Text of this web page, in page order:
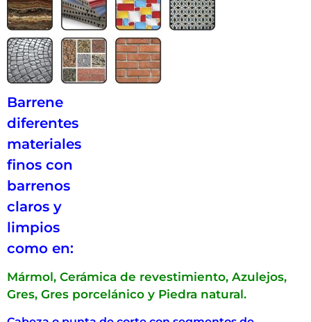
Barrene
diferentes
materiales
finos con
barrenos
claros y
limpios
como en:
Mármol, Cerámica de revestimiento, Azulejos,
Gres, Gres porcelánico y Piedra natural.